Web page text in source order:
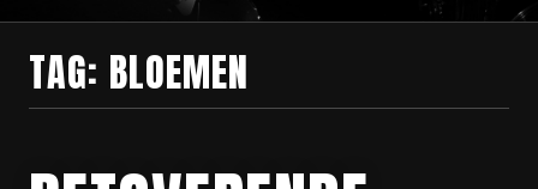
TAG: BLOEMEN